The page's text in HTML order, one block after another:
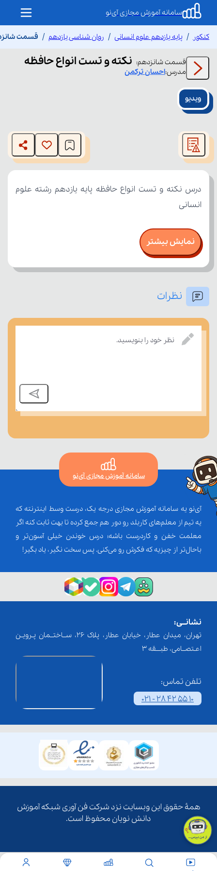
سامانه آموزش مجازی آی‌نو
کنکور پایه یازدهم علوم انسانی روان شناسی یازدهم قسمت
قسمت شانزدهم: نکته و تست انواع حافظه
مدرس:احسانترکمن
ویدیو
modal
window.
The media could not be loaded, either because the server
or network failed or because the format is not supported.
انسانی
نمایش بیشتر
نظرات
نظر خود را بنویسید.
سامانه آموزش مجازی آی‌نو
آی‌نو یه سامانه آموزش مجازی درجه یک، درست وسط اینترنته که
یه تیم از معلم‌‌های کاربلد رو دور هم جمع کرده تا بهت ثابت کنه اگر
معلمت خفن و کاردرست باشه؛ درس خوندن خیلی آسون‌تر و
باحال‌تر از چیزیه که فکرش رو می‌کنی. پس سخت نگیر، یاد بگیر!
نشانــی:
تهران، میدان عطار، خیابان عطار، پلاک 26، ســاختــمان پـرویـن
اعـتصــامی، طبـــقه 3
تلفن تماس:
021 - 28 42 55 10
همۀ حقوق این وبسایت نزد شرکت فن آوری شبکه آموزش
دانش نویان محفوظ است.